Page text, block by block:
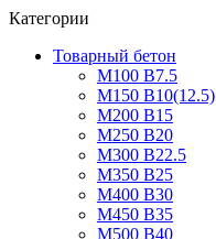
Категории
Товарный бетон
М100 В7.5
М150 В10(12.5)
М200 В15
М250 В20
М300 В22.5
М350 В25
М400 В30
М450 В35
М500 В40